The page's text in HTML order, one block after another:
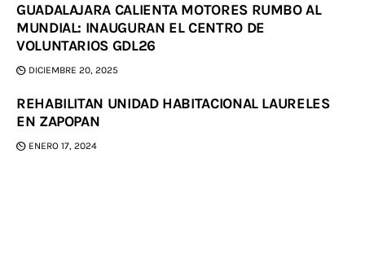
GUADALAJARA CALIENTA MOTORES RUMBO AL
MUNDIAL: INAUGURAN EL CENTRO DE
VOLUNTARIOS GDL26
DICIEMBRE 20, 2025
REHABILITAN UNIDAD HABITACIONAL LAURELES
EN ZAPOPAN
ENERO 17, 2024